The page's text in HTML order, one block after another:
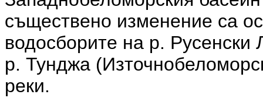
съществено изменение са
водосборите на р.
р. Тунджа
реки.